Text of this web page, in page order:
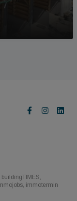
immotermin